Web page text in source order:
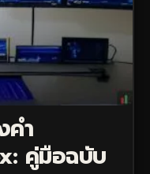
คำ
คู่มือฉบับ